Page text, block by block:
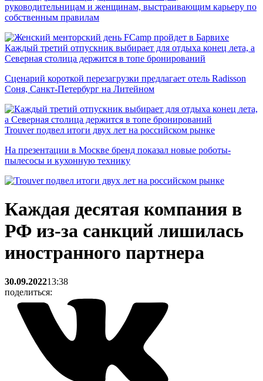
руководительницам и женщинам, выстраивающим карьеру по
собственным правилам
Каждый третий отпускник выбирает для отдыха конец лета, а
Северная столица держится в топе бронирований
Сценарий короткой перезагрузки предлагает отель Radisson
Соня, Санкт-Петербург на Литейном
Trouver подвел итоги двух лет на российском рынке
На презентации в Москве бренд показал новые роботы-
пылесосы и кухонную технику
Каждая десятая компания в
РФ из-за санкций лишилась
иностранного партнера
30.09.202213:38
поделиться: